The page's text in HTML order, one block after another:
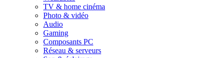
TV & home cinéma
Photo & vidéo
Audio
Gaming
Composants PC
Réseau & serveurs